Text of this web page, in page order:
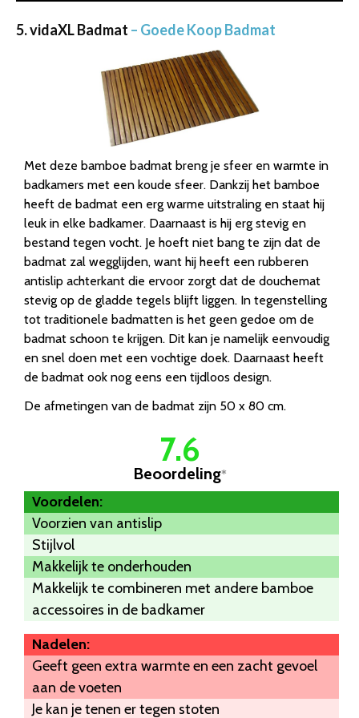
5. vidaXL Badmat – Goede Koop Badmat
Met deze bamboe badmat breng je sfeer en warmte in
badkamers met een koude sfeer. Dankzij het bamboe
heeft de badmat een erg warme uitstraling en staat hij
leuk in elke badkamer. Daarnaast is hij erg stevig en
bestand tegen vocht. Je hoeft niet bang te zijn dat de
badmat zal wegglijden, want hij heeft een rubberen
antislip achterkant die ervoor zorgt dat de douchemat
stevig op de gladde tegels blijft liggen. In tegenstelling
tot traditionele badmatten is het geen gedoe om de
badmat schoon te krijgen. Dit kan je namelijk eenvoudig
en snel doen met een vochtige doek. Daarnaast heeft
de badmat ook nog eens een tijdloos design.
De afmetingen van de badmat zijn 50 x 80 cm.
7.6
Beoordeling*
Voordelen:
Voorzien van antislip
Stijlvol
Makkelijk te onderhouden
Makkelijk te combineren met andere bamboe
accessoires in de badkamer
Nadelen:
Geeft geen extra warmte en een zacht gevoel
aan de voeten
Je kan je tenen er tegen stoten